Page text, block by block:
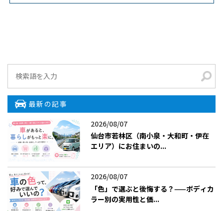
最新の記事
2026/08/07
仙台市若林区（南小泉・大和町・伊在
エリア）にお住まいの...
2026/08/07
「色」で選ぶと後悔する？——ボディカ
ラー別の実用性と価...